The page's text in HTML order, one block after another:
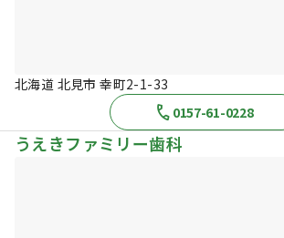
北海道 北見市 幸町2-1-33
0157-61-0228
うえきファミリー歯科